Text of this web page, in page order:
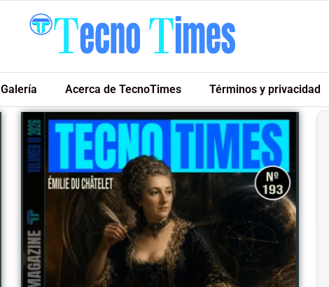
Galería Acerca de TecnoTimes Términos y privacidad